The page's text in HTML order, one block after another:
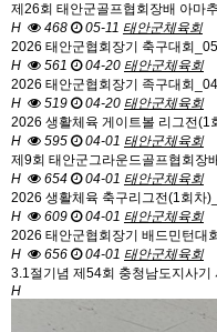
제26회 태안군골프협회장배 아마
H
468 05-11 태안군체육회
2026 태안군협회장기 축구대회
H
561 04-20 태안군체육회
2026 태안군협회장기 족구대회
H
519 04-20 태안군체육회
2026 생활체육 게이트볼 리그전(1
H
595 04-01 태안군체육회
제9회 태안군그라운드골프협회장
H
654 04-01 태안군체육회
2026 생활체육 축구리그전(1회차
H
609 04-01 태안군체육회
2026 태안군협회장기 배드민턴대
H
656 04-01 태안군체육회
3.1절기념 제54회 충청남도지사
H